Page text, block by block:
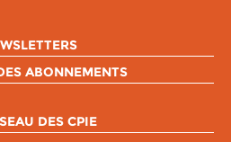
ABONNEMENTS
DES CPIE